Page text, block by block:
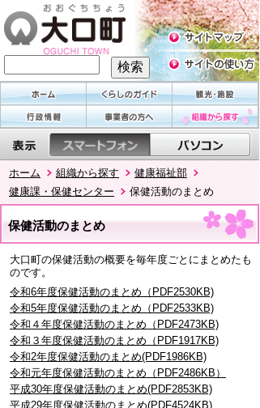
ホーム 組織から探す
健康福祉部
健康課・保健センター
保健活動のまとめ
保健活動のまとめ
大口町の保健活動の概要を毎年度ごとにまとめたも
のです。
令和6年度保健活動のまとめ（PDF2530KB)
令和5年度保健活動のまとめ（PDF2533KB)
令和４年度保健活動のまとめ（PDF2473KB)
令和３年度保健活動のまとめ（PDF1917KB)
令和2年度保健活動のまとめ(PDF1986KB)
令和元年度保健活動のまとめ（PDF2486KB）
平成30年度保健活動のまとめ(PDF2853KB)
平成29年度保健活動のまとめ(PDF4524KB)